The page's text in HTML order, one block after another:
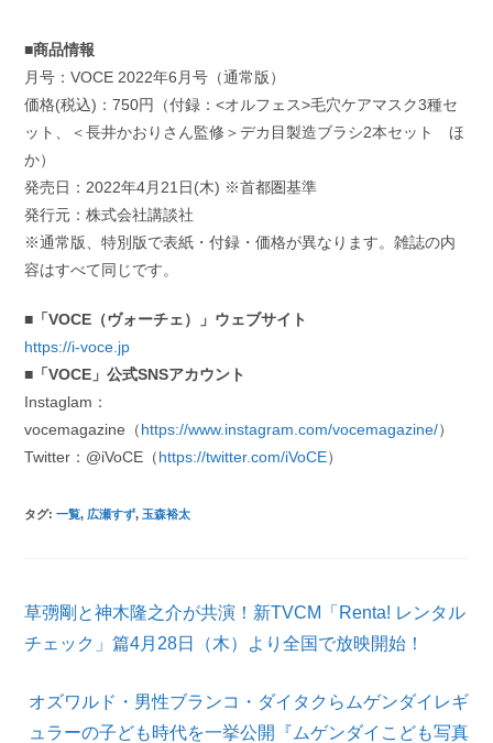
■商品情報
月号：VOCE 2022年6月号（通常版）
価格(税込)：750円（付録：<オルフェス>毛穴ケアマスク3種セ
ット、＜長井かおりさん監修＞デカ目製造ブラシ2本セット ほ
か）
発売日：2022年4月21日(木) ※首都圏基準
発行元：株式会社講談社
※通常版、特別版で表紙・付録・価格が異なります。雑誌の内
容はすべて同じです。
■「VOCE（ヴォーチェ）」ウェブサイト
https://i-voce.jp
■「VOCE」公式SNSアカウント
Instaglam：
vocemagazine（https://www.instagram.com/vocemagazine/）
Twitter：@iVoCE（https://twitter.com/iVoCE）
タグ:一覧, 広瀬すず, 玉森裕太
そ
の
他
事
を
草彅剛と神木隆之介が共演！新TVCM「Renta! レンタル
チェック」篇4月28日（木）より全国で放映開始！
オズワルド・男性ブランコ・ダイタクらムゲンダイレギ
ュラーの子ども時代を一挙公開『ムゲンダイこども写真